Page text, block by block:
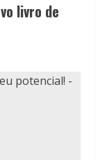
livro de